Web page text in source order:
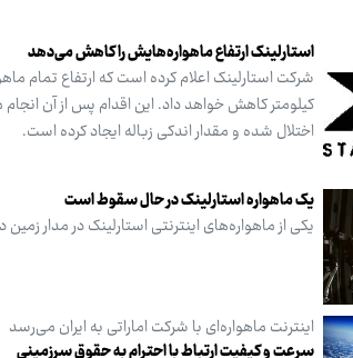
استارلینک ارتفاع ماهواره‌هایش را کاهش می‌دهد
اختلال شده و مقدار اندکی زباله ایجاد کرده است.
یک ماهواره استارلینک در حال سقوط است
یکی از ماهواره‌های اینترنتی استارلینک در مدار
اینترنت ماهواره‌ای با شرکت اماراتی به ایران می‌رسد